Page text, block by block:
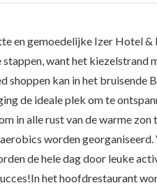
en gemoedelijke Izer Hotel &
want het kiezelstrand
shoppen kan in het bruisende
de ideale plek om te
in alle rust van de warme
worden
de hele dag door leuke
het hoofdrestaurant